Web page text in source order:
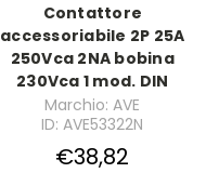
Contattore
accessoriabile 2P 25A
250Vca 2NA bobina
230Vca 1 mod. DIN
Marchio: AVE
ID: AVE53322N
€38,82